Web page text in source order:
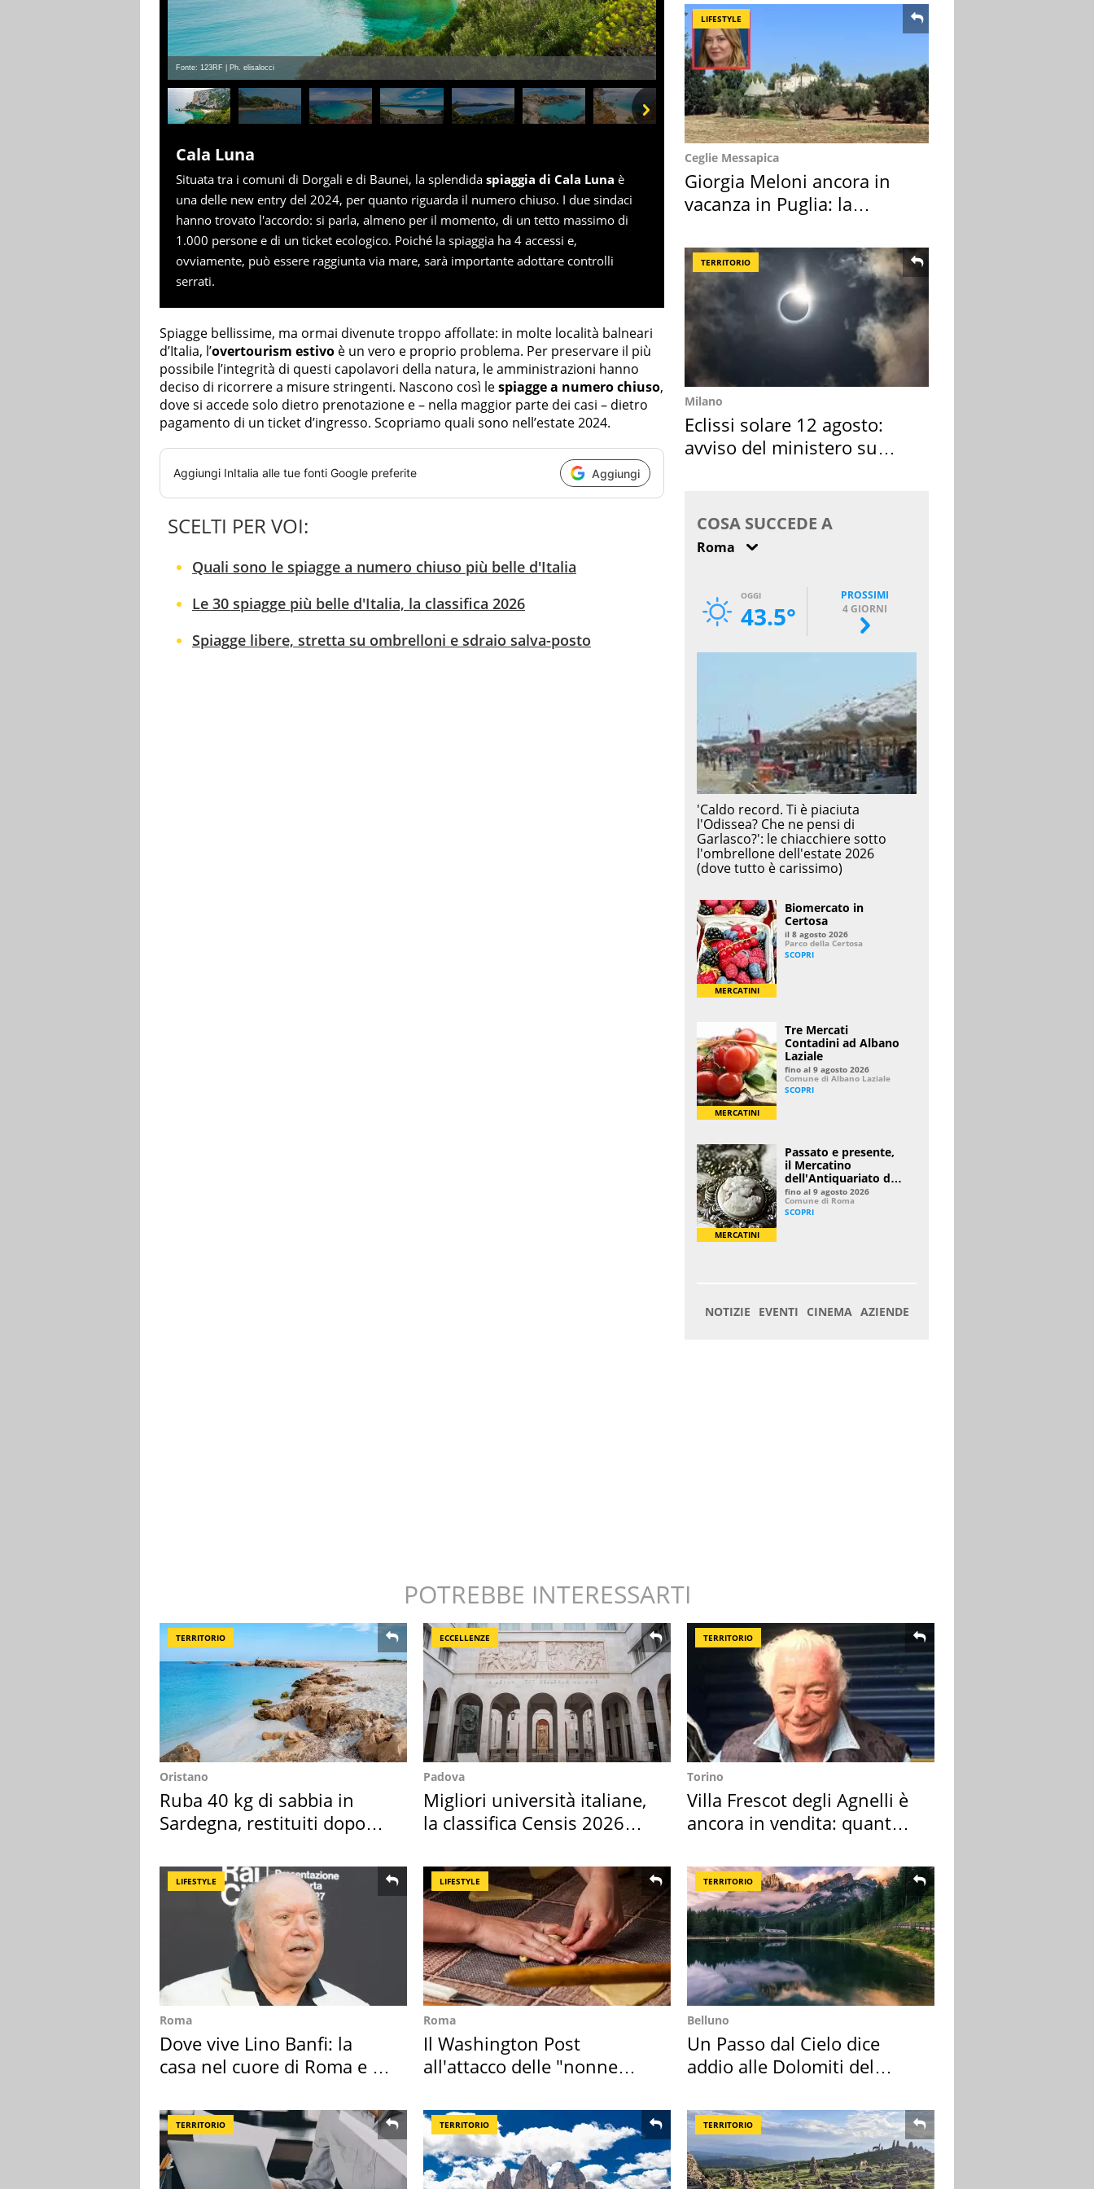
Fonte: 123RF | Ph. elisalocci
Cala Luna
Situata tra i comuni di Dorgali e di Baunei, la splendida spiaggia di Cala Luna è
una delle new entry del 2024, per quanto riguarda il numero chiuso. I due sindaci
hanno trovato l'accordo: si parla, almeno per il momento, di un tetto massimo di
1.000 persone e di un ticket ecologico. Poiché la spiaggia ha 4 accessi e,
ovviamente, può essere raggiunta via mare, sarà importante adottare controlli
serrati.
Spiagge bellissime, ma ormai divenute troppo affollate: in molte località balneari
d’Italia, l’overtourism estivo è un vero e proprio problema. Per preservare il più
possibile l’integrità di questi capolavori della natura, le amministrazioni hanno
deciso di ricorrere a misure stringenti. Nascono così lespiagge a numero chiuso,
dove si accede solo dietro prenotazione e – nella maggior parte dei casi – dietro
pagamento di un ticket d’ingresso. Scopriamo quali sono nell’estate 2024.
Aggiungi InItalia alle tue fonti Google preferite Aggiungi
SCELTI PER VOI:
Quali sono le spiagge a numero chiuso più belle d'Italia
Le 30 spiagge più belle d'Italia, la classifica 2026
Spiagge libere, stretta su ombrelloni e sdraio salva-posto
LIFESTYLE
Ceglie Messapica
Giorgia Meloni ancora in
vacanza in Puglia: la
TERRITORIO
Milano
Eclissi solare 12 agosto:
avviso del ministero su
POTREBBE INTERESSARTI
TERRITORIO
Oristano
Ruba 40 kg di sabbia in
Sardegna, restituiti dopo
ECCELLENZE
Padova
Migliori università italiane,
la classifica Censis 2026
TERRITORIO
Torino
Villa Frescot degli Agnelli è
ancora in vendita: quanto
LIFESTYLE
Roma
Dove vive Lino Banfi: la
casa nel cuore di Roma e i
LIFESTYLE
Roma
Il Washington Post
all'attacco delle "nonne
TERRITORIO
Belluno
Un Passo dal Cielo dice
addio alle Dolomiti del
TERRITORIO TERRITORIO TERRITORIO